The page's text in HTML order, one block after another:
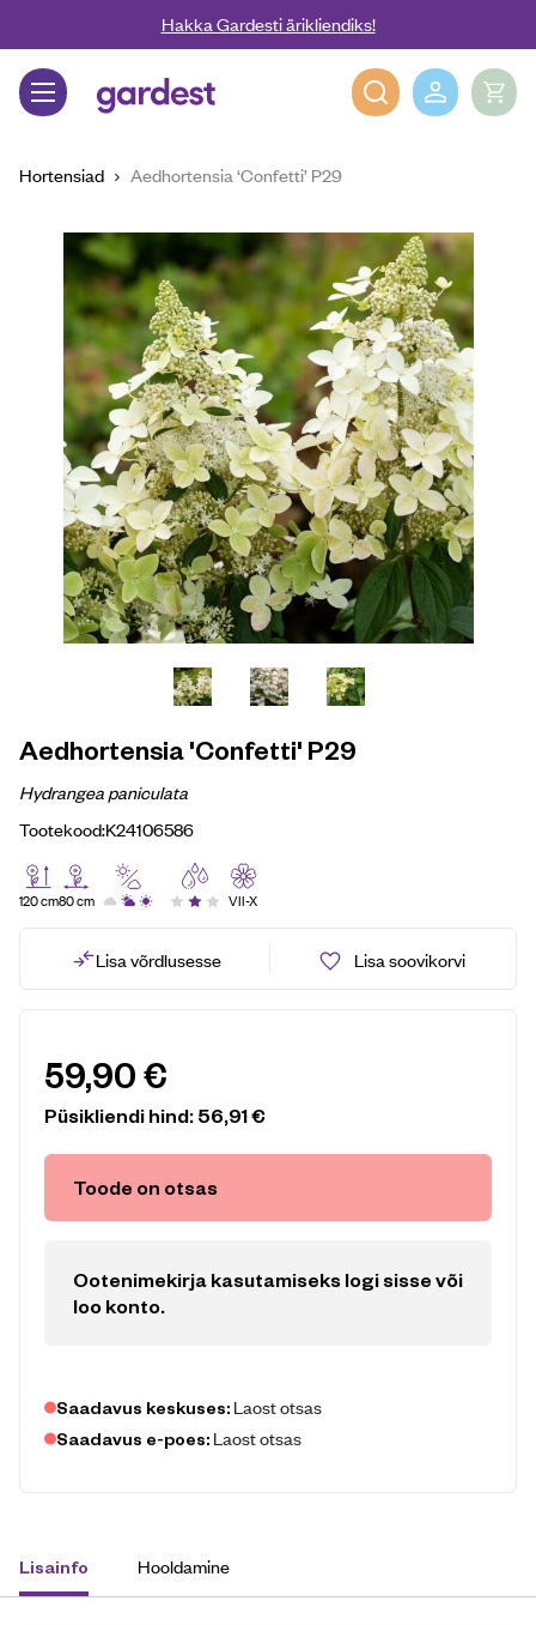
Liigu edasi põhisisu juurdeHakka Gardesti ärikliendiks!
Gardest
Hortensiad Aedhortensia ‘Confetti’ P29
Aedhortensia 'Confetti' P29
Hydrangea paniculata
Tootekood:K24106586
120 cm80 cm VII-X
Lisa võrdlusesse Lisa soovikorvi
59,90€
Püsikliendi hind:56,91€
Toode on otsas
Ootenimekirja kasutamiseks logi sisse või
loo konto.
Saadavus keskuses: Laost otsas
Saadavus e-poes: Laost otsas
Lisainfo Hooldamine